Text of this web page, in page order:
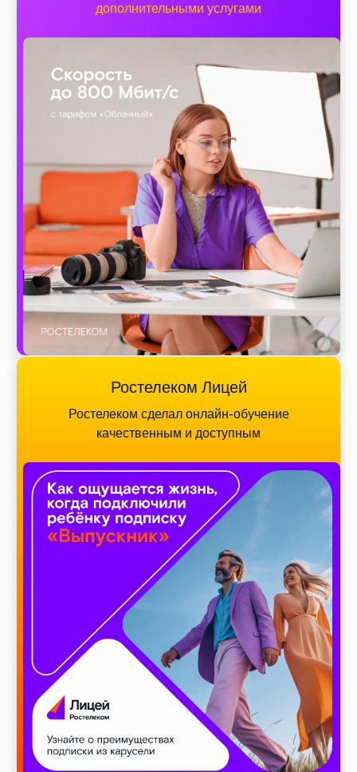
дополнительными услугами
Ростелеком Лицей
Ростелеком сделал онлайн-обучение
качественным и доступным